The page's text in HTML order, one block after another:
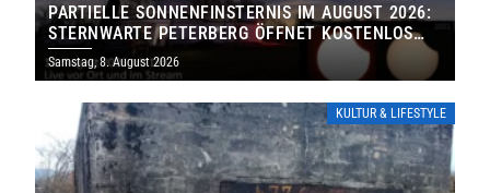
PARTIELLE SONNENFINSTERNIS IM AUGUST 2026:
STERNWARTE PETERBERG ÖFFNET KOSTENLOS
IHRE TORE
Samstag, 8. August 2026
KULTUR & LIFESTYLE